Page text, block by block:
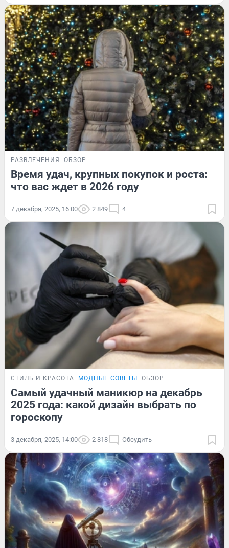
РАЗВЛЕЧЕНИЯ ОБЗОР
Время удач, крупных покупок и роста:
что вас ждет в 2026 году
7 декабря, 2025, 16:00 2 849 4
СТИЛЬ И КРАСОТА МОДНЫЕ СОВЕТЫ ОБЗОР
Самый удачный маникюр на декабрь
2025 года: какой дизайн выбрать по
гороскопу
3 декабря, 2025, 14:00 2 818 Обсудить